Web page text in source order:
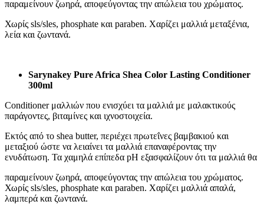
παραμείνουν ζωηρά, αποφεύγοντας την απώλεια του χρώματος.
Χωρίς sls/sles, phosphate και paraben. Χαρίζει μαλλιά μεταξένια,
λεία και ζωντανά.
Sarynakey Pure Africa Shea Color Lasting Conditioner
300ml
Conditioner μαλλιών που ενισχύει τα μαλλιά με μαλακτικούς
παράγοντες, βιταμίνες και ιχνοστοιχεία.
Εκτός από το shea butter, περιέχει πρωτεΐνες βαμβακιού και
μεταξιού ώστε να λειαίνει τα μαλλιά επαναφέροντας την
ενυδάτωση. Τα χαμηλά επίπεδα pH εξασφαλίζουν ότι τα μαλλιά θα
παραμείνουν ζωηρά, αποφεύγοντας την απώλεια του χρώματος.
Χωρίς sls/sles, phosphate και paraben. Χαρίζει μαλλιά απαλά,
λαμπερά και ζωντανά.